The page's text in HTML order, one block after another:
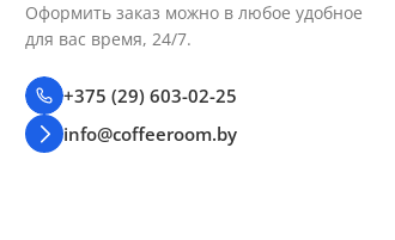
Оформить заказ можно в любое удобное
для вас время, 24/7.
+375 (29) 603-02-25
info@coffeeroom.by